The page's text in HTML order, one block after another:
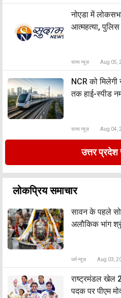
नोएडा में
आत्महत्या, पुलिस
राज्य न्यूज़ Aug 05,
NCR को मिलेगी
तक हाई-स्पीड
राज्य न्यूज़ Aug 04,
उत्तर प्रदेश
लोकप्रिय समाचार
सावन के पहले
अलौकिक भांग
धर्म न्यूज़ Aug 03,
राष्ट्रमंडल खेल
पदक पर पीएम